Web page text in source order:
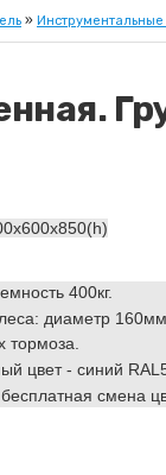
»
400кг.
диаметр
тормоза.
цвет - синий
смена